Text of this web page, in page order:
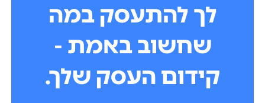
לך להתעסק במה
שחשוב באמת -
קידום העסק שלך.